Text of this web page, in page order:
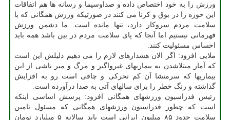
ورزش را به خود اختصاص داده و صداوسیما و رسانه ها هم اتفاقات
این حوزه را در بوق و کرنا می کنند در صورتیکه ورزش همگانی که با
سلامت مردم سروکار دارد، تنها مانده است. ما دشمن ورزش
قهرمانی نیستیم اما آنجا که پای سلامت مردم در بین باشد همه باید
احساس مسئولیت کنند.
ملایی افزود: اگر الان هشدارهای لازم را می دهیم دلیلش این است
که آمار مبتلاشدن به بیماریهای غیرواگیر و مرگ و میر ناشی از این
بیماریها که سرمنشا آن کم تحرکی و چاقی است رو به افزایش
گذاشته و زنگ خطر را برای سالهای آتی به صدا درآورده است.
رئیس فدراسیون ورزشهای همگانی افزود: پرسش اساسی اینکه
است که چطور فدراسیون ورزشهای همگانی که مسئول تامین
سلامت حدود ۸۵ میلیون ایرانی است باید سالانه ۵ میلیارد تومان